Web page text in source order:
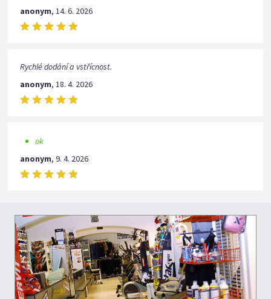
anonym,14. 6. 2026
Rychlé dodání a vstřícnost.
anonym,18. 4. 2026
ok
anonym,9. 4. 2026